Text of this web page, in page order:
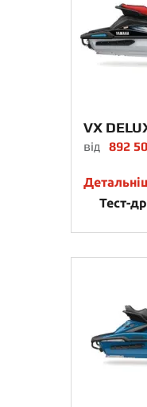
VX
від 892
Тест-